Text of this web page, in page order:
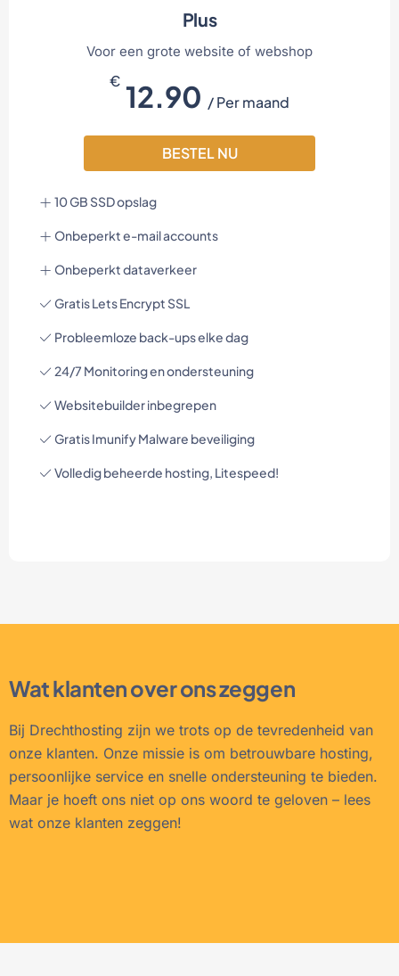
Plus
Voor een grote website of webshop
€ 12.90 / Per maand
BESTEL NU
10 GB SSD opslag
Onbeperkt e-mail accounts
Onbeperkt dataverkeer
Gratis Lets Encrypt SSL
Probleemloze back-ups elke dag
24/7 Monitoring en ondersteuning
Websitebuilder inbegrepen
Gratis Imunify Malware beveiliging
Volledig beheerde hosting, Litespeed!
Wat klanten over ons zeggen
Bij Drechthosting zijn we trots op de tevredenheid van
onze klanten. Onze missie is om betrouwbare hosting,
persoonlijke service en snelle ondersteuning te bieden.
Maar je hoeft ons niet op ons woord te geloven – lees
wat onze klanten zeggen!